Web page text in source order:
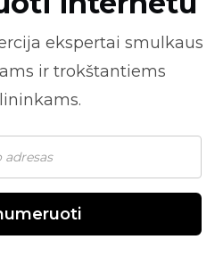
ekspertai smulkaus
ir trokštantiems